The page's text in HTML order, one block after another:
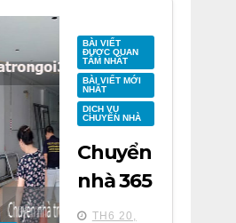
BÀI VIẾT
ĐƯỢC QUAN
TÂM NHẤT
BÀI VIẾT MỚI
NHẤT
DỊCH VỤ
CHUYỂN NHÀ
Chuyển
nhà 365
tạiTH6 20,